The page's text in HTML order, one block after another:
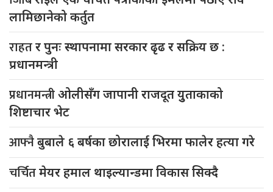
लामिछानेको कर्तुत
राहतर पुनः स्थापनामा सरकार ढृढ र सक्रिय छ :
प्रधानमन्त्री
प्रधानमन्त्रीओलीसँग जापानी राजदूत युुताकाको
शिष्टाचार भेट
आफ्नैबुबाले ६ बर्षका छोरालाई भिरमा फालेर हत्या गरे
चर्चितमेयर हमाल थाइल्यान्डमा विकास सिक्दै